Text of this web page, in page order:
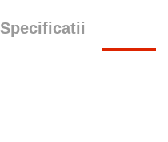
Specificatii